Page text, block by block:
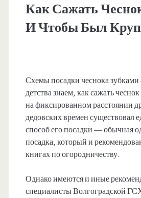
Как Сажать
И Чтобы Был
Схемы посадки чеснока
детства знаем, как сажать
на фиксированном расстоянии
дедовских времен существовал
способ его посадки — обычная
посадка, который и
книгах по огородничеству.
Однако имеются и иные
специалисты Волгоградской